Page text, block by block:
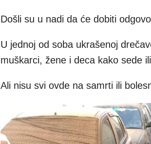
Došli su u nadi da će dobiti
U jednoj od soba ukrašenoj
muškarci, žene i deca kako sede
Ali nisu svi ovde na samrti ili